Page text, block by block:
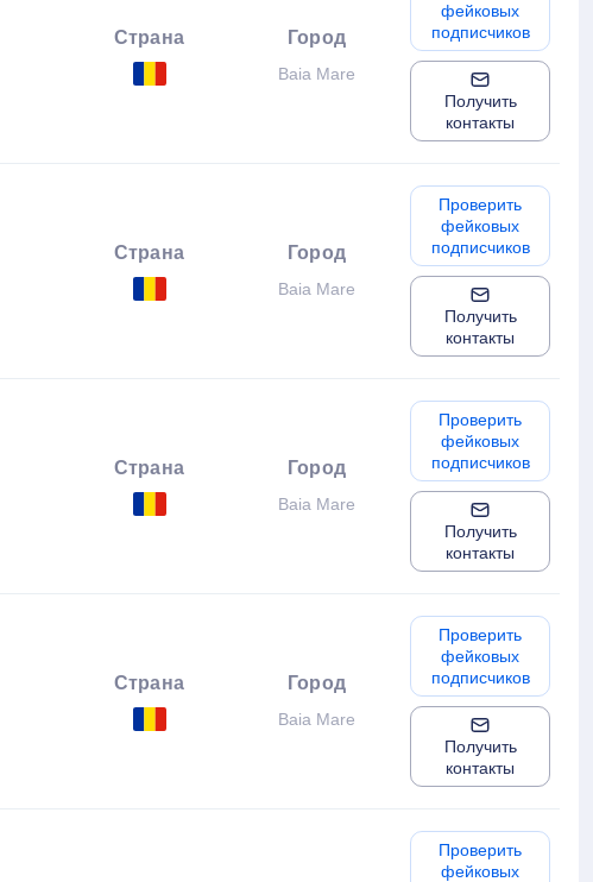
Страна Город
Baia Mare
фейковых
подписчиков
Получить
контакты
Страна Город
Baia Mare
Проверить
фейковых
подписчиков
Получить
контакты
Страна Город
Baia Mare
Проверить
фейковых
подписчиков
Получить
контакты
Страна Город
Baia Mare
Проверить
фейковых
подписчиков
Получить
контакты
Проверить
фейковых